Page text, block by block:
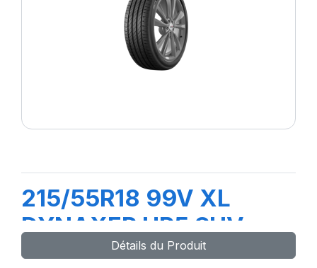
215/55R18 99V XL
DYNAXER HP5 SUV
Détails du Produit